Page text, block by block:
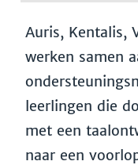
Auris, Kentalis,
werken samen
leerlingen die
met een
naar een